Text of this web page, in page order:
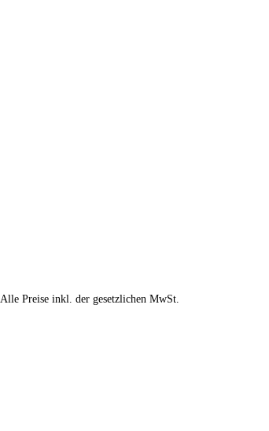
Alle Preise inkl. der gesetzlichen MwSt.